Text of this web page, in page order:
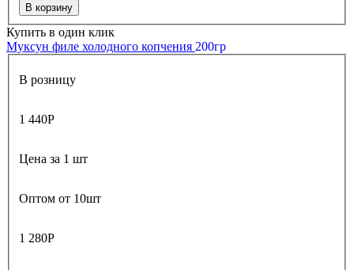
В корзину
Купить в один клик
Муксун филе холодного копчения 200гр
В розницу
1 440Р
Цена за 1 шт
Оптом от 10шт
1 280Р